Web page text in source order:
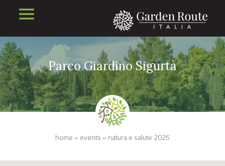
Parco Giardino Sigurtà
home » events » natura e salute 2025